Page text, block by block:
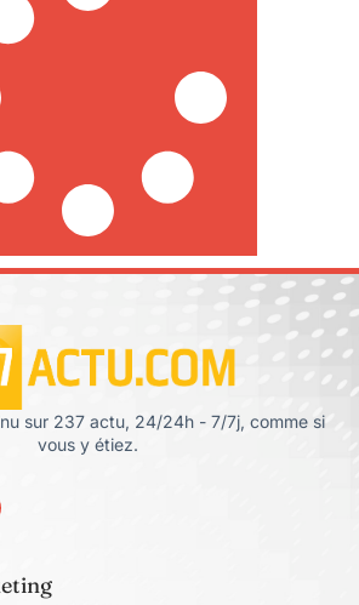
sur 237 actu, 24/24h - 7/7j, comme si
vous y étiez.